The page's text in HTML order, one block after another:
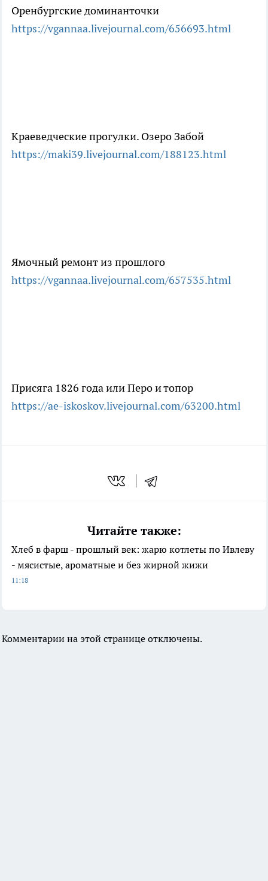
Оренбургские доминанточки
https://vgannaa.livejournal.com/656693.html
Краеведческие прогулки. Озеро Забой
https://maki39.livejournal.com/188123.html
Ямочный ремонт из прошлого
https://vgannaa.livejournal.com/657535.html
Присяга 1826 года или Перо и топор
https://ae-iskoskov.livejournal.com/63200.html
Читайте также:
Хлеб в фарш - прошлый век: жарю котлеты по Ивлеву
- мясистые, ароматные и без жирной жижи
11:18
Комментарии на этой странице отключены.